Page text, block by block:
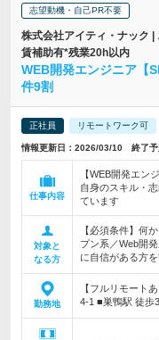
志望動機・自己PR不要
株式会社アイティ・ナック
賃補助有*残業20h以内
WEB開発エンジニア【
件9割
正社員 リモートワーク可
情報更新日：2026/03/10 終了
仕事内容
【WEB開発エン
自身のスキル・
ています
対象と
なる方
【必須条件】何
プン系／Web開
に自信がある方を
勤務地
【フルリモート
4-1 ■巣鴨駅 徒歩